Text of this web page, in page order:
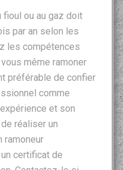
fioul ou au gaz doit
par an selon les
les compétences
même ramoner
préférable de confier
comme
et son
réaliser un
ramoneur
certificat de